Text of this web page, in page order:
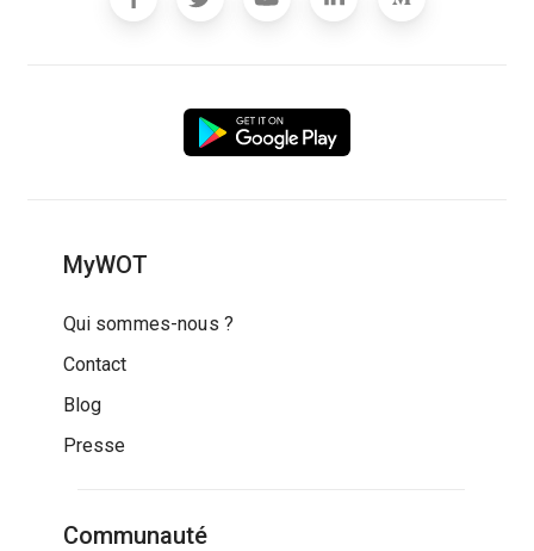
MyWOT
Qui sommes-nous ?
Contact
Blog
Presse
Communauté